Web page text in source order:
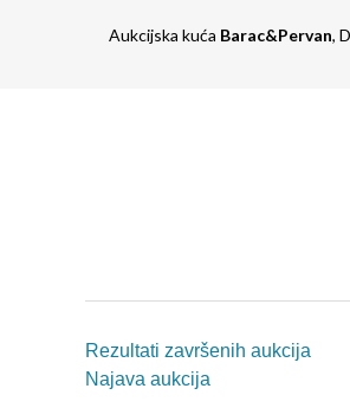
Aukcijska kuća Barac&Pervan,
Rezultati završenih aukcija
Najava aukcija